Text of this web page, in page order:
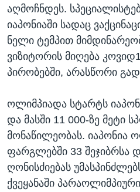
აღმოჩნდეს.
იაპონიაში სადაც
ნელი ტემპით
ვიზიტორის მიღება
პირობებში, არასწორი
ოლიმპიადა სტარტს
და მასში 11 000-ზე მეტი
მონაწილეობას. იაპონია
ფარგლებში 33 შეჯიბრსა
ღონისძიებას
ქვეყანაში